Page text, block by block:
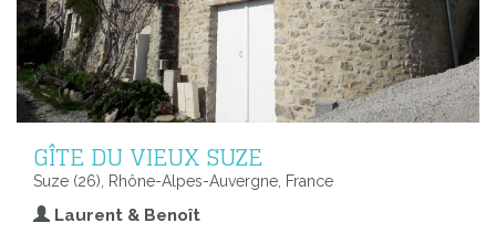
GÎTE DU VIEUX SUZE
Suze (26), Rhône-Alpes-Auvergne, France
Laurent & Benoît